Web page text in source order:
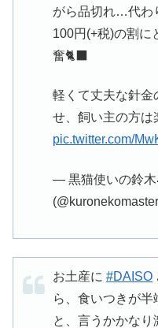
がら品切れ…代わ
100円(+税)の割に
奮🐈‍⬛
軽くて丈夫な針金
せ、飼い主の方は
pic.twitter.com/
— 黒猫使いの鈴木
お土産に #DAISO
ら、食いつきが半
と、言うかかなり